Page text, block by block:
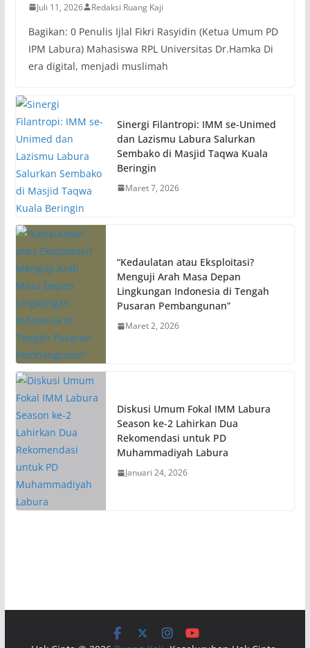
Juli 11, 2026 Redaksi Ruang Kaji
Bagikan: 0 Penulis Ijlal Fikri Rasyidin (Ketua Umum PD
IPM Labura) Mahasiswa RPL Universitas Dr.Hamka Di
era digital, menjadi muslimah
Sinergi Filantropi: IMM se-Unimed
dan Lazismu Labura Salurkan
Sembako di Masjid Taqwa Kuala
Beringin
Maret 7, 2026
“Kedaulatan atau Eksploitasi?
Menguji Arah Masa Depan
Lingkungan Indonesia di Tengah
Pusaran Pembangunan”
Maret 2, 2026
Diskusi Umum Fokal IMM Labura
Season ke-2 Lahirkan Dua
Rekomendasi untuk PD
Muhammadiyah Labura
Januari 24, 2026